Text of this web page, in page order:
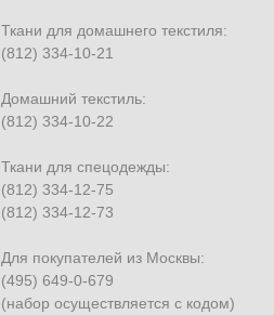
Ткани для домашнего текстиля:
(812) 334-10-21
Домашний текстиль:
(812) 334-10-22
Ткани для спецодежды:
(812) 334-12-75
(812) 334-12-73
Для покупателей из Москвы:
(495) 649-0-679
(набор осуществляется с кодом)